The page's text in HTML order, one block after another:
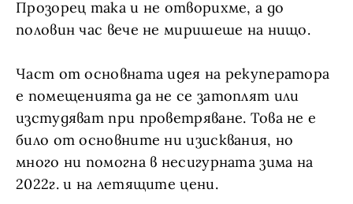
Прозорец така и не отворихме, а до
половин час вече не миришеше на нищо.
Част от основната идея на рекуператора
е помещенията да не се затоплят или
изстудяват при проветряване. Това не е
било от основните ни изисквания, но
много ни помогна в несигурната зима на
2022г. и на летящите цени.